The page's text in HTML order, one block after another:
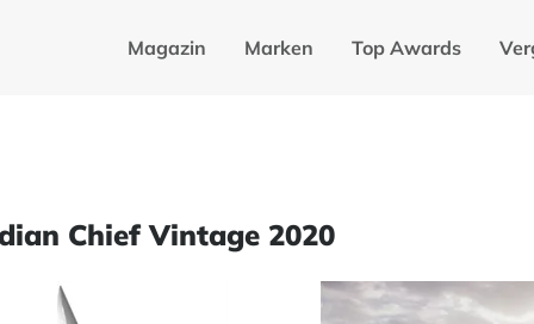
Magazin Marken Top Awards
Chief Vintage 2020